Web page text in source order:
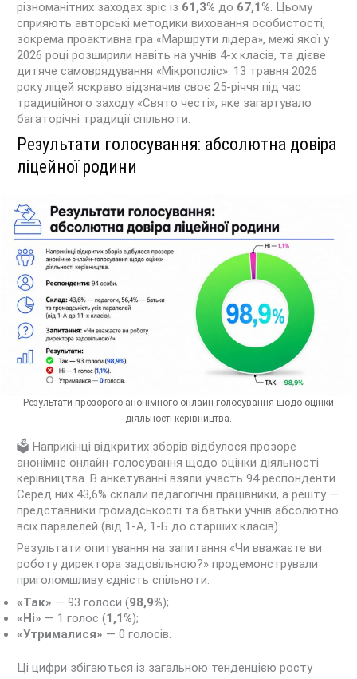
різноманітних заходах зріс із 61,3% до 67,1%. Цьому
сприяють авторські методики виховання особистості,
зокрема проактивна гра «Маршрути лідера», межі якої у
2026 році розширили навіть на учнів 4-х класів, та дієве
дитяче самоврядування «Мікрополіс». 13 травня 2026
року ліцей яскраво відзначив своє 25-річчя під час
традиційного заходу «Свято честі», яке загартувало
багаторічні традиції спільноти.
Результати голосування: абсолютна довіра
ліцейної родини
Результати прозорого анонімного онлайн-голосування щодо оцінки
діяльності керівництва.
🗳️ Наприкінці відкритих зборів відбулося прозоре
анонімне онлайн-голосування щодо оцінки діяльності
керівництва. В анкетуванні взяли участь 94 респонденти.
Серед них 43,6% склали педагогічні працівники, а решту —
представники громадськості та батьки учнів абсолютно
всіх паралелей (від 1-А, 1-Б до старших класів).
Результати опитування на запитання «Чи вважаєте ви
роботу директора задовільною?» продемонстрували
приголомшливу єдність спільноти:
«Так» — 93 голоси (98,9%);
«Ні» — 1 голос (1,1%);
«Утрималися» — 0 голосів.
Ці цифри збігаються із загальною тенденцією росту